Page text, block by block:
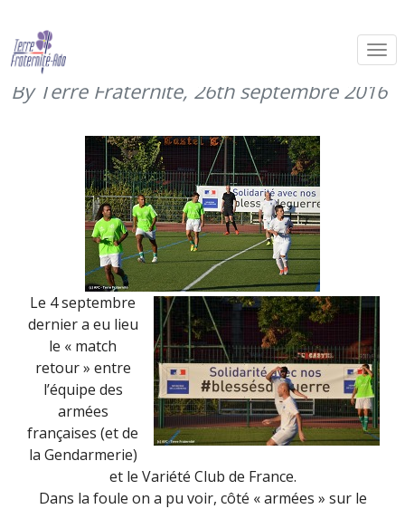
Match de gala Armées – Variété
Club de France (4 septembre 2016)
By Terre Fraternité, 26th septembre 2016
Le 4 septembre
dernier a eu lieu
le « match
retour » entre
l’équipe des
armées
françaises (et de
la Gendarmerie)
et le Variété Club de France.
Dans la foule on a pu voir, côté « armées » sur le